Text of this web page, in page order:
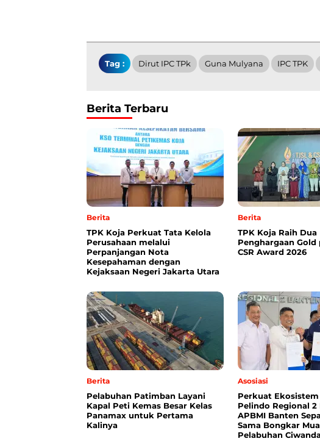
Tag : Dirut IPC TPk Guna Mulyana IPC TPK
Berita Terbaru
Berita
TPK Koja Perkuat Tata Kelola
Perusahaan melalui
Perpanjangan Nota
Kesepahaman dengan
Kejaksaan Negeri Jakarta Utara
Berita
TPK Koja Raih Dua
Penghargaan Gold
CSR Award 2026
Berita
Pelabuhan Patimban Layani
Kapal Peti Kemas Besar Kelas
Panamax untuk Pertama
Kalinya
Asosiasi
Perkuat
Pelindo Regional 2
APBMI Banten
Sama Bongkar
Pelabuhan